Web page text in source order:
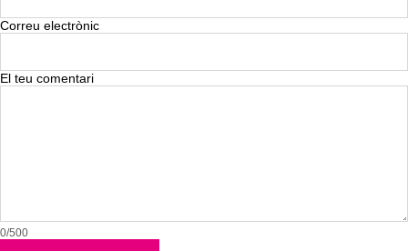
Correu electrònic
El teu comentari
0/500